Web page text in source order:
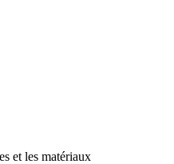
et les matériaux